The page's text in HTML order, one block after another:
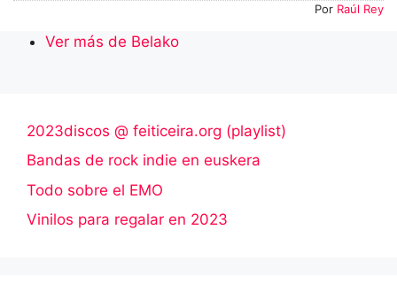
Por Raúl Rey
Ver más de Belako
2023discos @ feiticeira.org (playlist)
Bandas de rock indie en euskera
Todo sobre el EMO
Vinilos para regalar en 2023